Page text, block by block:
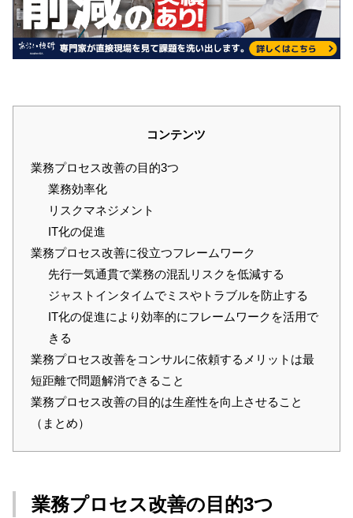
コンテンツ
業務プロセス改善の目的3つ
業務効率化
リスクマネジメント
IT化の促進
業務プロセス改善に役立つフレームワーク
先行一気通貫で業務の混乱リスクを低減する
ジャストインタイムでミスやトラブルを防止する
IT化の促進により効率的にフレームワークを活用で
きる
業務プロセス改善をコンサルに依頼するメリットは最
短距離で問題解消できること
業務プロセス改善の目的は生産性を向上させること
（まとめ）
業務プロセス改善の目的3つ